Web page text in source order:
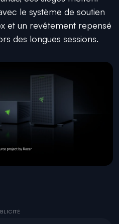
le système de soutien
et un revêtement repensé
des longues sessions.